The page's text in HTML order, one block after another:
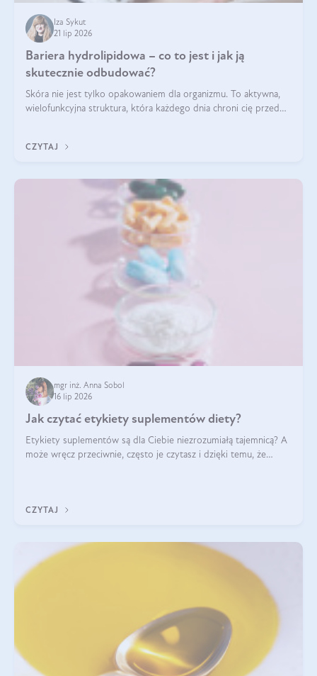
Iza Sykut
21 lip 2026
Bariera hydrolipidowa – co to jest i jak ją
skutecznie odbudować?
Skóra nie jest tylko opakowaniem dla organizmu. To aktywna,
wielofunkcyjna struktura, która każdego dnia chroni cię przed
bariera hydrolipidowa.
CZYTAJ
mgr inż. Anna Sobol
16 lip 2026
Jak czytać etykiety suplementów diety?
Etykiety suplementów są dla Ciebie niezrozumiałą tajemnicą? A
może wręcz przeciwnie, często je czytasz i dzięki temu, że
CZYTAJ